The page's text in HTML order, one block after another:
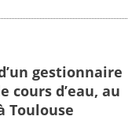
gestionnaire
cours d’eau, au
Toulouse